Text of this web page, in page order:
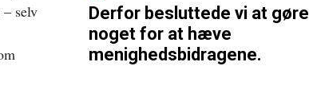
Derfor besluttede vi at gøre
noget for at hæve
menighedsbidragene.
selv